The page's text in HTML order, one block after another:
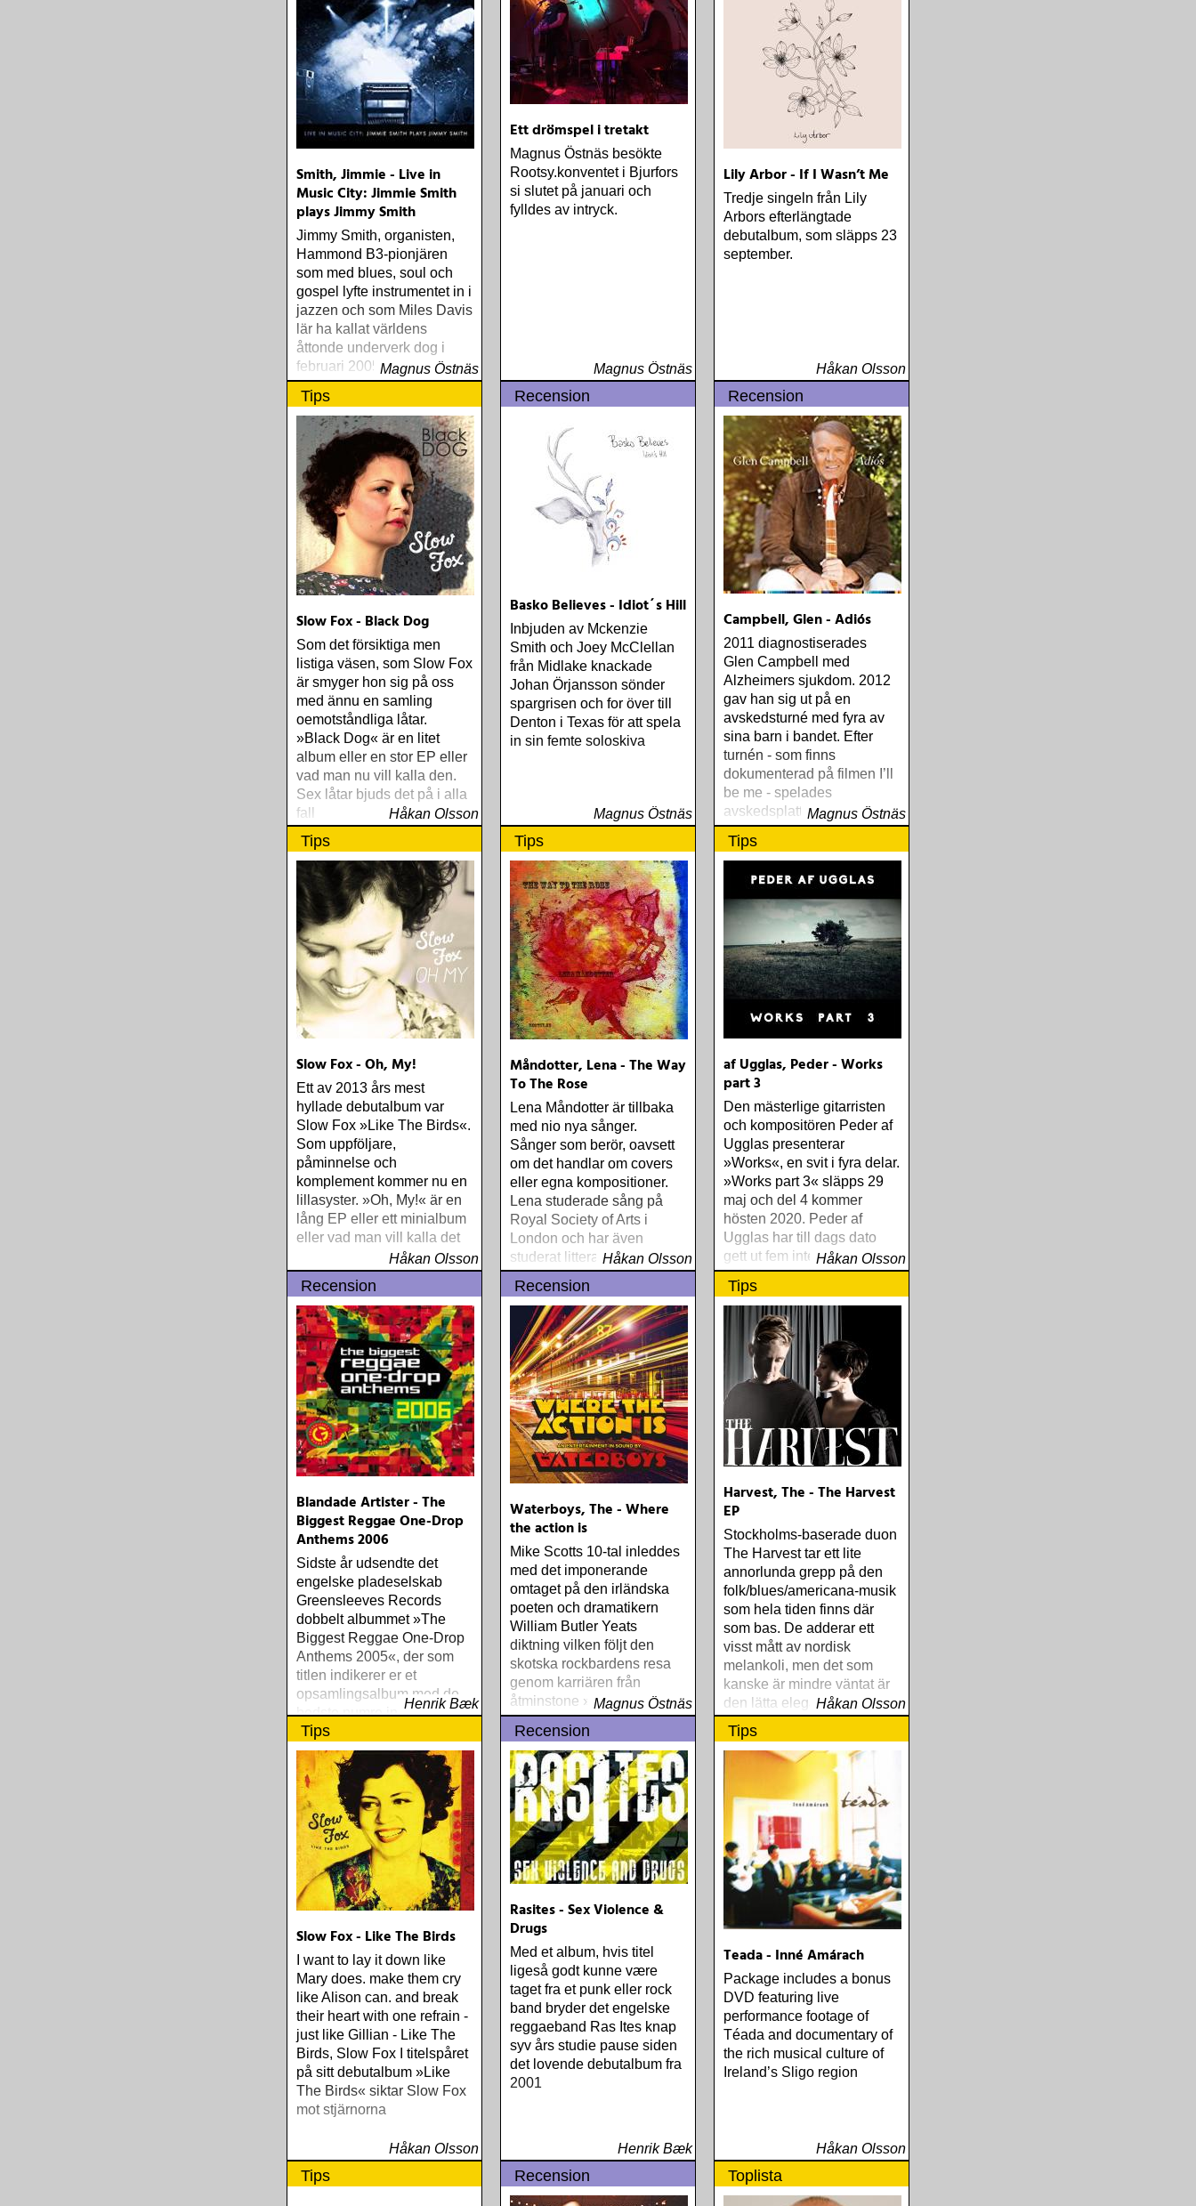
Smith, Jimmie - Live in
Music City: Jimmie Smith
plays Jimmy Smith
Jimmy Smith, organisten,
Hammond B3-pionjären
som med blues, soul och
gospel lyfte instrumentet in i
jazzen och som Miles Davis
lär ha kallat världens
åttonde underverk dog i
februari 2005 Magnus Östnäs
Ett drömspel i tretakt
Magnus Östnäs besökte
Rootsy.konventet i Bjurfors
si slutet på januari och
fylldes av intryck.
Magnus Östnäs
Lily Arbor - If I Wasn’t Me
Tredje singeln från Lily
Arbors efterlängtade
debutalbum, som släpps 23
september.
Håkan Olsson
Tips
Slow Fox - Black Dog
Som det försiktiga men
listiga väsen, som Slow Fox
är smyger hon sig på oss
med ännu en samling
oemotståndliga låtar.
»Black Dog« är en litet
album eller en stor EP eller
vad man nu vill kalla den.
Sex låtar bjuds det på i alla
fall
Håkan Olsson
Recension
Basko Believes - Idiot´s Hill
Inbjuden av Mckenzie
Smith och Joey McClellan
från Midlake knackade
Johan Örjansson sönder
spargrisen och for över till
Denton i Texas för att spela
in sin femte soloskiva
Magnus Östnäs
Recension
Campbell, Glen - Adiós
2011 diagnostiserades
Glen Campbell med
Alzheimers sjukdom. 2012
gav han sig ut på en
avskedsturné med fyra av
sina barn i bandet. Efter
turnén - som finns
dokumenterad på filmen I’ll
be me - spelades
avskedsplattan »Adiós« in
Magnus Östnäs
Tips
Slow Fox - Oh, My!
Ett av 2013 års mest
hyllade debutalbum var
Slow Fox »Like The Birds«.
Som uppföljare,
påminnelse och
komplement kommer nu en
lillasyster. »Oh, My!« är en
lång EP eller ett minialbum
eller vad man vill kalla det
Håkan Olsson
Tips
Måndotter, Lena - The Way
To The Rose
Lena Måndotter är tillbaka
med nio nya sånger.
Sånger som berör, oavsett
om det handlar om covers
eller egna kompositioner.
Lena studerade sång på
Royal Society of Arts i
London och har även
studerat litteraturdrama, film
och grekiska vid universitet
i Lund
Håkan Olsson
Tips
af Ugglas, Peder - Works
part 3
Den mästerlige gitarristen
och kompositören Peder af
Ugglas presenterar
»Works«, en svit i fyra delar.
»Works part 3« släpps 29
maj och del 4 kommer
hösten 2020. Peder af
Ugglas har till dags dato
gett ut fem internationellt
hyllade soloalbum
Håkan Olsson
Recension
Blandade Artister - The
Biggest Reggae One-Drop
Anthems 2006
Sidste år udsendte det
engelske pladeselskab
Greensleeves Records
dobbelt albummet »The
Biggest Reggae One-Drop
Anthems 2005«, der som
titlen indikerer er et
opsamlingsalbum med de
bedste numre indenfor den
populære reggaestil kaldet
one-drop
Henrik Bæk
Recension
Waterboys, The - Where
the action is
Mike Scotts 10-tal inleddes
med det imponerande
omtaget på den irländska
poeten och dramatikern
William Butler Yeats
diktning vilken följt den
skotska rockbardens resa
genom karriären från
åtminstone »Fishermans
Blues« och framåt. Yeats-
skivan "An appointment
with Mr
Magnus Östnäs
Tips
Harvest, The - The Harvest
EP
Stockholms-baserade duon
The Harvest tar ett lite
annorlunda grepp på den
folk/blues/americana-musik
som hela tiden finns där
som bas. De adderar ett
visst mått av nordisk
melankoli, men det som
kanske är mindre väntat är
den lätta elegans som
präglar musiken
Håkan Olsson
Tips
Slow Fox - Like The Birds
I want to lay it down like
Mary does. make them cry
like Alison can. and break
their heart with one refrain -
just like Gillian - Like The
Birds, Slow Fox I titelspåret
på sitt debutalbum »Like
The Birds« siktar Slow Fox
mot stjärnorna
Håkan Olsson
Recension
Rasites - Sex Violence &
Drugs
Med et album, hvis titel
ligeså godt kunne være
taget fra et punk eller rock
band bryder det engelske
reggaeband Ras Ites knap
syv års studie pause siden
det lovende debutalbum fra
2001
Henrik Bæk
Tips
Teada - Inné Amárach
Package includes a bonus
DVD featuring live
performance footage of
Téada and documentary of
the rich musical culture of
Ireland’s Sligo region
Håkan Olsson
Tips Recension Toplista